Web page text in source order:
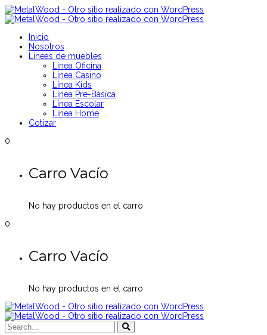
Inicio
Nosotros
Líneas de muebles
Línea Oficina
Línea Casino
Línea Kids
Línea Pre-Básica
Línea Escolar
Línea Home
Cotizar
0
Carro Vacío
No hay productos en el carro
0
Carro Vacío
No hay productos en el carro